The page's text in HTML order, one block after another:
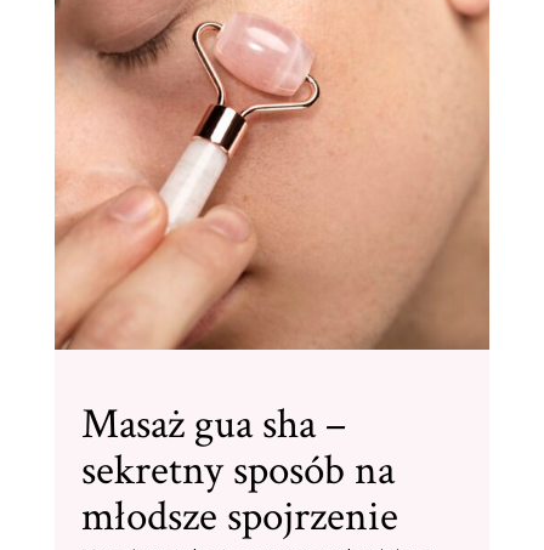
Masaż gua sha –
sekretny sposób na
młodsze spojrzenie